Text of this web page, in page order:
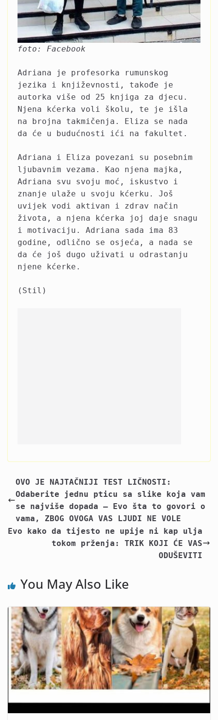
foto: Facebook
Adriana je profesorka rumunskog
jezika i književnosti, takođe je
autorka više od 25 knjiga za djecu.
Njena kćerka voli školu, te je išla
na brojna takmičenja. Eliza se nada
da će u budućnosti ići na fakultet.
Adriana i Eliza povezani su posebnim
ljubavnim vezama. Kao njena majka,
Adriana svu svoju moć, iskustvo i
znanje ulaže u svoju kćerku. Još
uvijek vodi aktivan i zdrav način
života, a njena kćerka joj daje snagu
i motivaciju. Adriana sada ima 83
godine, odlično se osjeća, a nada se
da će još dugo uživati u odrastanju
njene kćerke.
(Stil)
OVO JE NAJTAČNIJI TEST LIČNOSTI:
Odaberite jednu pticu sa slike koja vam
se najviše dopada – Evo šta to govori o
vama, ZBOG OVOGA VAS LJUDI NE VOLE
Evo kako da tijesto ne upije ni kap ulja
tokom prženja: TRIK KOJI ĆE VAS
ODUŠEVITI
You May Also Like